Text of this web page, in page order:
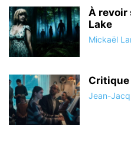
À revoir
Lake
Mickaël
Critique
Jean-